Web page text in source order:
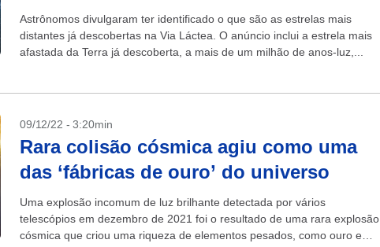
Astrônomos divulgaram ter identificado o que são as estrelas mais
distantes já descobertas na Via Láctea. O anúncio inclui a estrela mais
afastada da Terra já descoberta, a mais de um milhão de anos-luz,...
09/12/22 - 3:20min
Rara colisão cósmica agiu como uma
das ‘fábricas de ouro’ do universo
Uma explosão incomum de luz brilhante detectada por vários
telescópios em dezembro de 2021 foi o resultado de uma rara explosão
cósmica que criou uma riqueza de elementos pesados, como ouro e